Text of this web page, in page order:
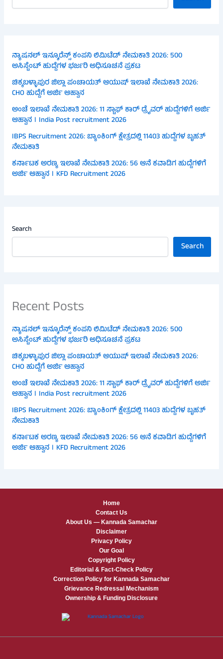
ನ್ಯಾಷನಲ್ ಇನ್ಶೂರೆನ್ಸ್ ಕಂಪನಿ ಲಿಮಿಟೆಡ್ ನೇಮಕಾತಿ 2026: 500
ಅಸಿಸ್ಟೆಂಟ್ ಹುದ್ದೆಗಳ ಭರ್ಜರಿ ಅಧಿಸೂಚನೆ ಪ್ರಕಟ
ಚಿಕ್ಕಬಳ್ಳಾಪುರ ಜಿಲ್ಲಾ ಪಂಚಾಯತ್ ಆಯುಷ್ ಇಲಾಖೆ ನೇಮಕಾತಿ 2026:
CHO ಹುದ್ದೆಗೆ ಅರ್ಜಿ ಆಹ್ವಾನ
ಅಂಚೆ ಇಲಾಖೆ ನೇಮಕಾತಿ 2026: 11 ಸ್ಟಾಫ್ ಕಾರ್ ಡ್ರೈವರ್ ಹುದ್ದೆಗಳಿಗೆ ಅರ್ಜಿ
ಆಹ್ವಾನ । India Post recruitment 2026
IBPS Recruitment 2026: ಬ್ಯಾಂಕಿಂಗ್ ಕ್ಷೇತ್ರದಲ್ಲಿ 11403 ಹುದ್ದೆಗಳ ಬೃಹತ್
ನೇಮಕಾತಿ
ಕರ್ನಾಟಕ ಅರಣ್ಯ ಇಲಾಖೆ ನೇಮಕಾತಿ 2026: 56 ಆನೆ ಕವಾಡಿಗ ಹುದ್ದೆಗಳಿಗೆ
ಅರ್ಜಿ ಆಹ್ವಾನ । KFD Recruitment 2026
Search
Search
Recent Posts
ನ್ಯಾಷನಲ್ ಇನ್ಶೂರೆನ್ಸ್ ಕಂಪನಿ ಲಿಮಿಟೆಡ್ ನೇಮಕಾತಿ 2026: 500
ಅಸಿಸ್ಟೆಂಟ್ ಹುದ್ದೆಗಳ ಭರ್ಜರಿ ಅಧಿಸೂಚನೆ ಪ್ರಕಟ
ಚಿಕ್ಕಬಳ್ಳಾಪುರ ಜಿಲ್ಲಾ ಪಂಚಾಯತ್ ಆಯುಷ್ ಇಲಾಖೆ ನೇಮಕಾತಿ 2026:
CHO ಹುದ್ದೆಗೆ ಅರ್ಜಿ ಆಹ್ವಾನ
ಅಂಚೆ ಇಲಾಖೆ ನೇಮಕಾತಿ 2026: 11 ಸ್ಟಾಫ್ ಕಾರ್ ಡ್ರೈವರ್ ಹುದ್ದೆಗಳಿಗೆ ಅರ್ಜಿ
ಆಹ್ವಾನ । India Post recruitment 2026
IBPS Recruitment 2026: ಬ್ಯಾಂಕಿಂಗ್ ಕ್ಷೇತ್ರದಲ್ಲಿ 11403 ಹುದ್ದೆಗಳ ಬೃಹತ್
ನೇಮಕಾತಿ
ಕರ್ನಾಟಕ ಅರಣ್ಯ ಇಲಾಖೆ ನೇಮಕಾತಿ 2026: 56 ಆನೆ ಕವಾಡಿಗ ಹುದ್ದೆಗಳಿಗೆ
ಅರ್ಜಿ ಆಹ್ವಾನ । KFD Recruitment 2026
Home
Contact Us
About Us — Kannada Samachar
Disclaimer
Privacy Policy
Our Goal
Copyright Policy
Editorial & Fact-Check Policy
Correction Policy for Kannada Samachar
Grievance Redressal Mechanism
Ownership & Funding Disclosure